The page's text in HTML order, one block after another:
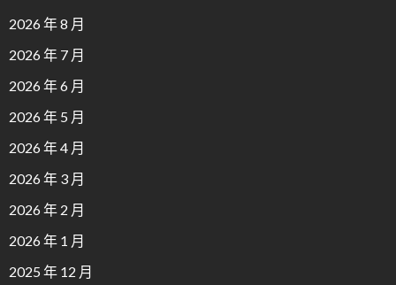
2026 年 8 月
2026 年 7 月
2026 年 6 月
2026 年 5 月
2026 年 4 月
2026 年 3 月
2026 年 2 月
2026 年 1 月
2025 年 12 月